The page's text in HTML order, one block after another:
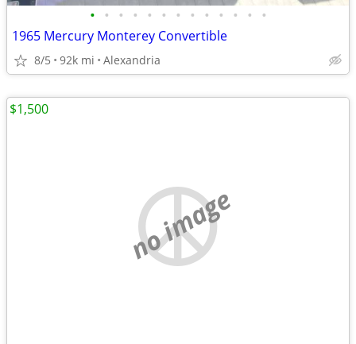
• • • • • • • • • • • • •
1965 Mercury Monterey Convertible
8/5 92k mi Alexandria
no image
$1,500